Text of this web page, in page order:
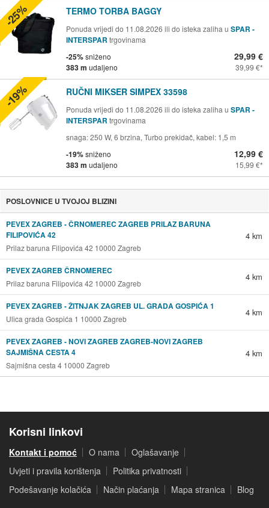
TERMO TORBA BAGGY
Ponuda vrijedi do 11.08.2026 ili do isteka zaliha u SPAR -
INTERSPAR trgovinama
-25%sniženo
383 m udaljeno
29,99 €
39,99 €
-25%
RUČNI MIKSER SIMPEX 33598
Ponuda vrijedi do 11.08.2026 ili do isteka zaliha u SPAR -
INTERSPAR trgovinama
snaga: 250 W, 6 brzina, Turbo prekidač, kabel: 1,5 m
-19%sniženo
383 m udaljeno
12,99 €
15,99 €
-19%
POSLOVNICE U TVOJOJ BLIZINI
PEVEX ZAGREB - ČRNOMEREC ZAGREB PRILAZ BARUNA
FILIPOVIĆA 42
Prilaz baruna Filipovića 42 10000 Zagreb
4 km
PEVEX ZAGREB ČRNOMEREC
Prilaz baruna Filipovića 42 10000 Zagreb
4 km
PEVEX ZAGREB - ŽITNJAK ZAGREB UL. GRADA GOSPIĆA 1
Ulica grada Gospića 1 10000 Zagreb
4 km
PEVEX ZAGREB - NOVI ZAGREB ZAGREB-NOVI ZAGREB
SAJMIŠNA CESTA 4
Sajmišna cesta 4 10000 Zagreb
4 km
Korisni linkovi
Kontakt i pomoć O nama
Oglašavanje
Uvjeti i pravila korištenja
Politika privatnosti
Podešavanje kolačića
Način plaćanja Mapa stranica Blog